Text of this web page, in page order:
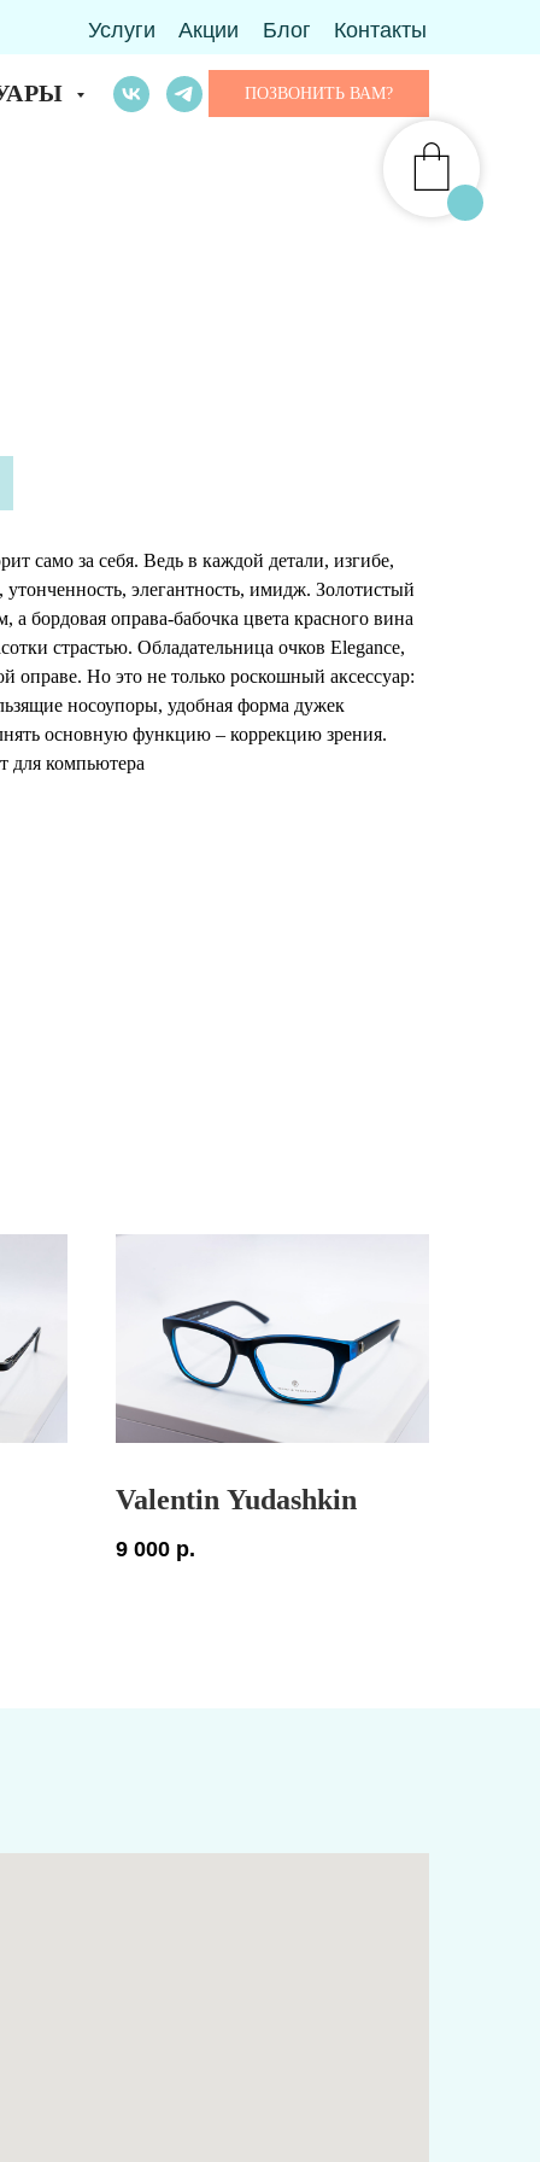
Акции
Услуги Блог Контакты
ПОЗВОНИТЬ ВАМ?
само за себя. Ведь в каждой детали, изгибе,
элегантность, имидж. Золотистый
а бордовая оправа-бабочка цвета красного вина
страстью. Обладательница очков Elegance,
оправе. Но это не только роскошный аксессуар:
носоупоры, удобная форма дужек
основную функцию – коррекцию зрения.
для компьютера
Valentin Yudashkin
9 000 р.